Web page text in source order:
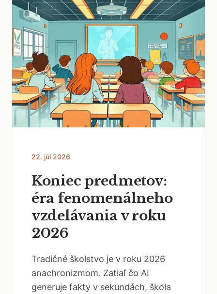
22. júl 2026
Koniec predmetov:
éra fenomenálneho
vzdelávania v roku
2026
Tradičné školstvo je v roku 2026
anachronizmom. Zatiaľ čo AI
generuje fakty v sekundách, škola